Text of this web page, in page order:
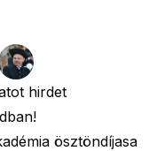
hirdet
ösztöndíjasa